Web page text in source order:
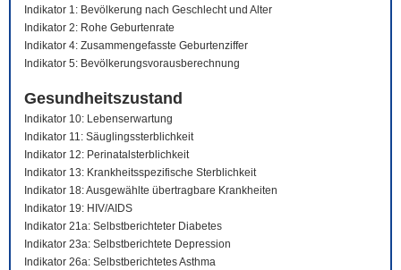
Indikator 1: Bevölkerung nach Geschlecht und Alter
Indikator 2: Rohe Geburtenrate
Indikator 4: Zusammengefasste Geburtenziffer
Indikator 5: Bevölkerungsvorausberechnung
Gesundheitszustand
Indikator 10: Lebenserwartung
Indikator 11: Säuglingssterblichkeit
Indikator 12: Perinatalsterblichkeit
Indikator 13: Krankheitsspezifische Sterblichkeit
Indikator 18: Ausgewählte übertragbare Krankheiten
Indikator 19: HIV/AIDS
Indikator 21a: Selbstberichteter Diabetes
Indikator 23a: Selbstberichtete Depression
Indikator 26a: Selbstberichtetes Asthma